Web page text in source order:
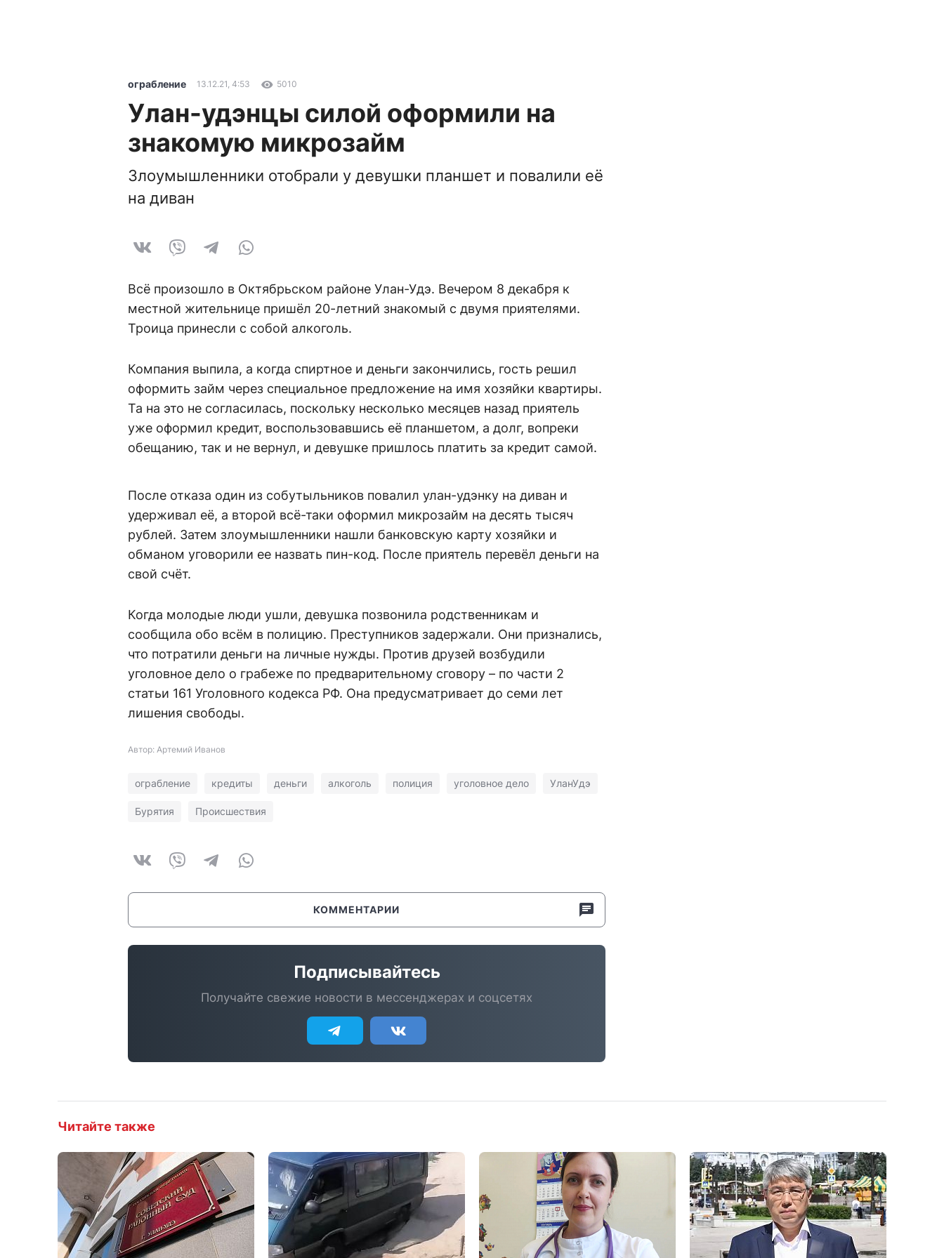
ограбление 13.12.21, 4:53 5010
Улан-удэнцы силой оформили на
знакомую микрозайм
Злоумышленники отобрали у девушки планшет и повалили её
на диван
Всё произошло в Октябрьском районе Улан-Удэ. Вечером 8 декабря к
местной жительнице пришёл 20-летний знакомый с двумя приятелями.
Троица принесли с собой алкоголь.
Компания выпила, а когда спиртное и деньги закончились, гость решил
оформить займ через специальное предложение на имя хозяйки квартиры.
Та на это не согласилась, поскольку несколько месяцев назад приятель
уже оформил кредит, воспользовавшись её планшетом, а долг, вопреки
обещанию, так и не вернул, и девушке пришлось платить за кредит самой.
После отказа один из собутыльников повалил улан-удэнку на диван и
удерживал её, а второй всё-таки оформил микрозайм на десять тысяч
рублей. Затем злоумышленники нашли банковскую карту хозяйки и
обманом уговорили ее назвать пин-код. После приятель перевёл деньги на
свой счёт.
Когда молодые люди ушли, девушка позвонила родственникам и
сообщила обо всём в полицию. Преступников задержали. Они признались,
что потратили деньги на личные нужды. Против друзей возбудили
уголовное дело о грабеже по предварительному сговору – по части 2
статьи 161 Уголовного кодекса РФ. Она предусматривает до семи лет
лишения свободы.
Автор: Артемий Иванов
ограбление кредиты деньги алкоголь полиция уголовное дело УланУдэ
Бурятия Происшествия
КОММЕНТАРИИ
Подписывайтесь
Получайте свежие новости в мессенджерах и соцсетях
Читайте также